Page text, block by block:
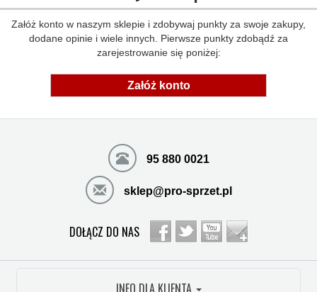
Załóż konto w naszym sklepie i zdobywaj punkty za swoje zakupy,
dodane opinie i wiele innych. Pierwsze punkty zdobądź za
zarejestrowanie się poniżej:
Załóż konto
95 880 0021
sklep@pro-sprzet.pl
DOŁĄCZ DO NAS
INFO DLA KLIENTA